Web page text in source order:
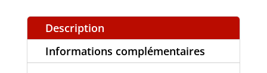
Description
Informations complémentaires